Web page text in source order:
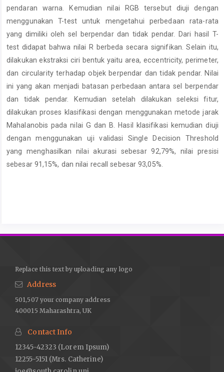
pendaran warna. Kemudian nilai RGB tersebut diuji dengan
menggunakan T-test untuk mengetahui perbedaan rata-rata
yang dimiliki oleh sel berpendar dan tidak pendar. Dari hasil T-
test didapat bahwa nilai R berbeda secara signifikan. Selain itu,
dilakukan ekstraksi ciri bentuk yaitu area, eccentricity, perimeter,
dan circularity terhadap objek berpendar dan tidak pendar. Nilai
ini yang akan menjadi batasan perbedaan antara sel berpendar
dan tidak pendar. Kemudian setelah dilakukan seleksi fitur,
dilakukan proses klasifikasi dengan menggunakan metode jarak
Mahalanobis pada nilai G dan B. Hasil klasifikasi kemudian diuji
dengan menggunakan uji validasi Single Decision Threshold
yang menghasilkan nilai akurasi sebesar 92,79%, nilai presisi
sebesar 91,15%, dan nilai recall sebesar 93,05%.
Replace this text by uploading any logo
Address
501,507 your company address
400015 Maharashtra, UK
Contact Info
12345-42323 (Lorem Ipsum)
12255-5151 (Mrs. Catherine)